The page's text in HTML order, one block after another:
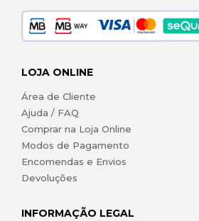
LOJA ONLINE
Área de Cliente
Ajuda / FAQ
Comprar na Loja Online
Modos de Pagamento
Encomendas e Envios
Devoluções
INFORMAÇÃO LEGAL